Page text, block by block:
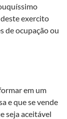
exercito
de ocupação ou
em um
e que se vende
seja aceitável